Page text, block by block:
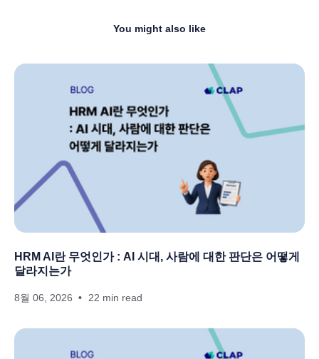
You might also like
HRM AI란 무엇인가 : AI 시대, 사람에 대한 판단은 어떻게
달라지는가
8월 06, 2026 22 min read